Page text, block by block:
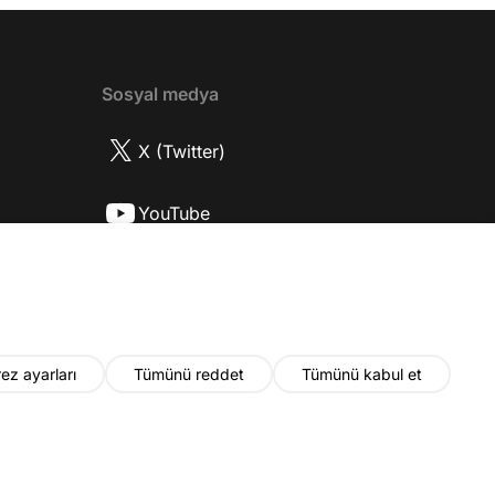
17:52 İlhan Şen, ayakkabı eleştirisinden
Biran Damla Yılmaz nereli, nasıl bir
30:18 Mert Doğan'ın oyunculuk
başladı? 35:47 Aziz Yıldırım
olduğu için mühendisliği seçtiği doğru
yıl neler olacak? 48:19 Gelecekte başka
Sosyal medya
X (Twitter)
YouTube
ayarları Tümünü reddet Tümünü kabul et